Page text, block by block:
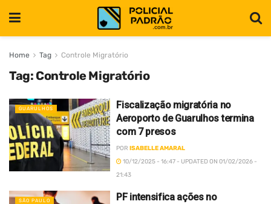
Home Tag Controle Migratório
Tag: Controle Migratório
GUARULHOS
Fiscalização migratória no
Aeroporto de Guarulhos termina
com 7 presos
POR ISABELLE AMARAL
10/12/2025 - 16:47 - UPDATED ON 01/02/2026 -
21:43
SÃO PAULO
PF intensifica ações no